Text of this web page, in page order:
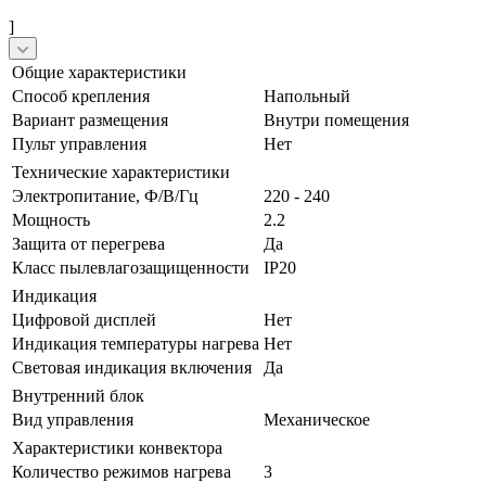
]
Общие характеристики
Способ крепления
Напольный
Вариант размещения
Внутри помещения
Пульт управления
Нет
Технические характеристики
Электропитание, Ф/В/Гц
220 - 240
Мощность
2.2
Защита от перегрева
Да
Класс пылевлагозащищенности
IP20
Индикация
Цифровой дисплей
Нет
Индикация температуры нагрева Нет
Световая индикация включения
Да
Внутренний блок
Вид управления
Механическое
Характеристики конвектора
Количество режимов нагрева
3